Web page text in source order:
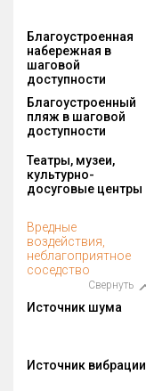
Благоустроенная
набережная в
шаговой
доступности
Благоустроенный
пляж в шаговой
доступности
Театры, музеи,
культурно-
досуговые центры
Вредные
воздействия,
неблагоприятное
соседство
Свернуть
Источник шума
Источник вибрации